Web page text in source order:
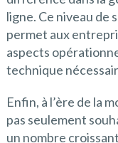
ligne. Ce niveau de
permet aux
aspects
technique
Enfin, à l’ère de la
pas seulement
un nombre